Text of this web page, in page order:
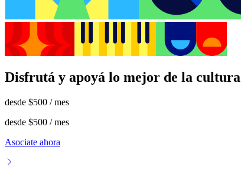
Disfrutá y apoyá lo mejor de la cultura
desde $500 / mes
desde $500 / mes
Asociate ahora